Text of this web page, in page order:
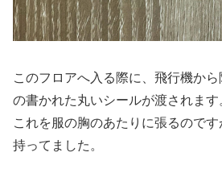
このフロアへ入る際に、飛行機か
の書かれた丸いシールが渡されます
これを服の胸のあたりに張るので
持ってました。